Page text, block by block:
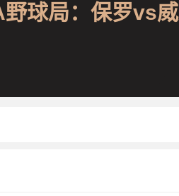
球局：保罗vs